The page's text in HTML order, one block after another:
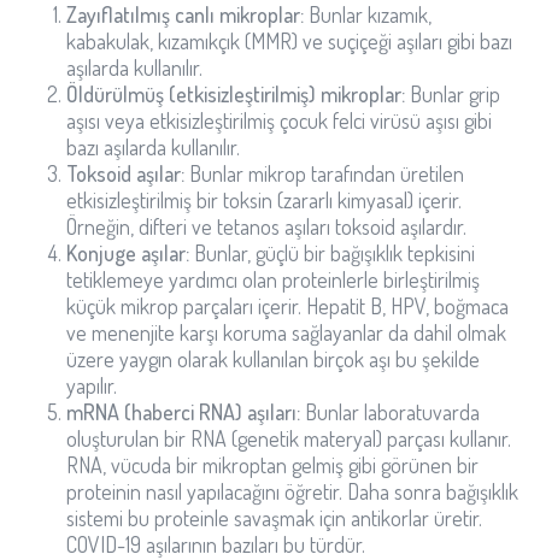
Zayıflatılmış canlı mikroplar: Bunlar kızamık,
kabakulak, kızamıkçık (MMR) ve suçiçeği aşıları gibi bazı
aşılarda kullanılır.
Öldürülmüş (etkisizleştirilmiş) mikroplar: Bunlar grip
aşısı veya etkisizleştirilmiş çocuk felci virüsü aşısı gibi
bazı aşılarda kullanılır.
Toksoid aşılar: Bunlar mikrop tarafından üretilen
etkisizleştirilmiş bir toksin (zararlı kimyasal) içerir.
Örneğin, difteri ve tetanos aşıları toksoid aşılardır.
Konjuge aşılar: Bunlar, güçlü bir bağışıklık tepkisini
tetiklemeye yardımcı olan proteinlerle birleştirilmiş
küçük mikrop parçaları içerir. Hepatit B, HPV, boğmaca
ve menenjite karşı koruma sağlayanlar da dahil olmak
üzere yaygın olarak kullanılan birçok aşı bu şekilde
yapılır.
mRNA (haberci RNA) aşıları: Bunlar laboratuvarda
oluşturulan bir RNA (genetik materyal) parçası kullanır.
RNA, vücuda bir mikroptan gelmiş gibi görünen bir
proteinin nasıl yapılacağını öğretir. Daha sonra bağışıklık
sistemi bu proteinle savaşmak için antikorlar üretir.
COVID-19 aşılarının bazıları bu türdür.